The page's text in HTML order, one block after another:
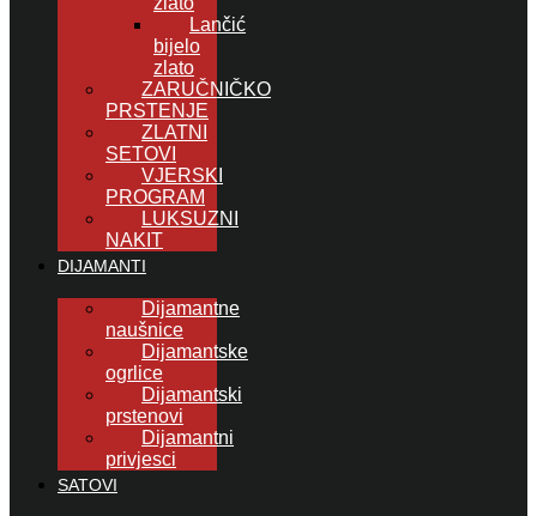
Lančić
bijelo
zlato
ZARUČNIČKO
PRSTENJE
ZLATNI
SETOVI
VJERSKI
PROGRAM
LUKSUZNI
NAKIT
DIJAMANTI
Dijamantne
naušnice
Dijamantske
ogrlice
Dijamantski
prstenovi
Dijamantni
privjesci
SATOVI